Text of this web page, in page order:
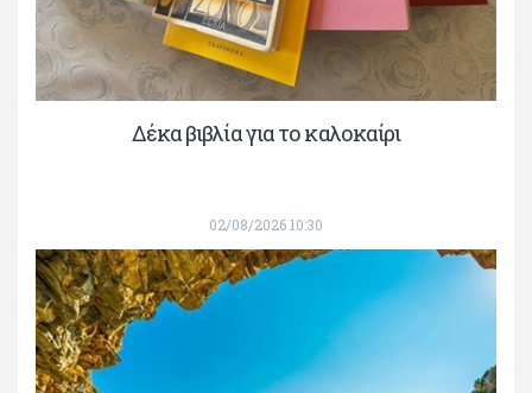
Δέκα βιβλία για το καλοκαίρι
02/08/2026 10:30